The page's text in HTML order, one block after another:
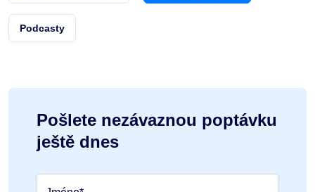
Podcasty
Pošlete nezávaznou poptávku
ještě dnes